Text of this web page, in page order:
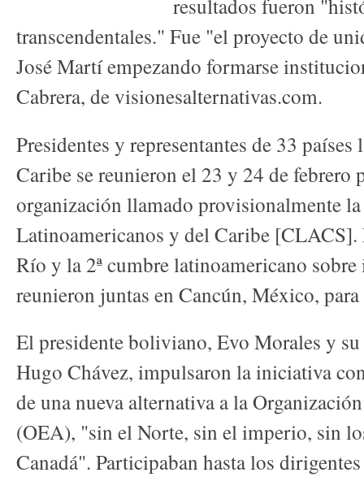
resultados fueron
transcendentales." Fue "el proyecto de
José Martí empezando formarse
Cabrera, de visionesalternativas.com.
Presidentes y representantes de 33
Caribe se reunieron el 23 y 24 de febrero
organización llamado provisionalmente
Latinoamericanos y del Caribe [CLACS].
Río y la 2ª cumbre latinoamericano
reunieron juntas en Cancún, México,
El presidente boliviano, Evo Morales y
Hugo Chávez, impulsaron la iniciativa
de una nueva alternativa a la
(OEA), "sin el Norte, sin el imperio, sin
Canadá". Participaban hasta los